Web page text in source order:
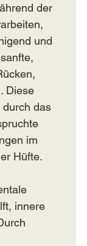
der
und
Diese
durch das
im
Hüfte.
innere